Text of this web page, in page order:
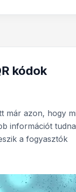
kódok
már azon, hogy
információt
a fogyasztók